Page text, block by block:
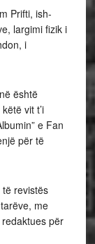
Prifti, ish-
largimi fizik i
i
është
vit t’i
e Fan
për të
revistës
me
për